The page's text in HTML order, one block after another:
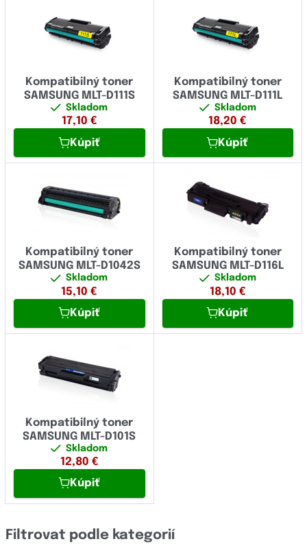
Dymo
Epson
Fullmark
GIGAPRINT
Image
Konica Minolta
Logo
OCÉ
Panasonic
SCX
Kompatibilný toner
SAMSUNG MLT-D111S
Skladom
17,10 €
Kúpiť
Kompatibilný toner
SAMSUNG MLT-D111L
Skladom
18,20 €
Kúpiť
Kompatibilný toner
SAMSUNG MLT-D1042S
Skladom
15,10 €
Kúpiť
Kompatibilný toner
SAMSUNG MLT-D116L
Skladom
18,10 €
Kúpiť
Kompatibilný toner
SAMSUNG MLT-D101S
Skladom
12,80 €
Kúpiť
Filtrovat podle kategorií